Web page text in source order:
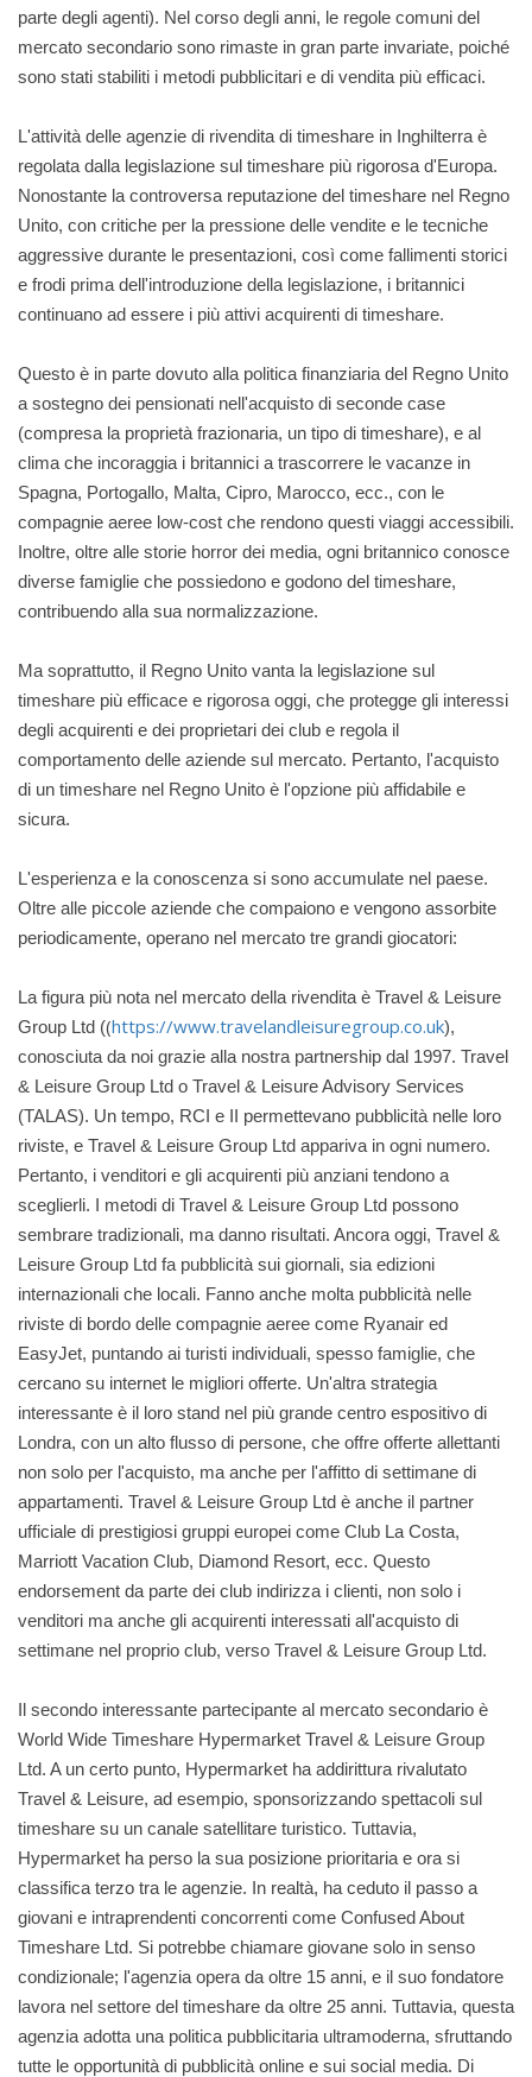
parte degli agenti). Nel corso degli anni, le regole comuni del
mercato secondario sono rimaste in gran parte invariate, poiché
sono stati stabiliti i metodi pubblicitari e di vendita più efficaci.
L'attività delle agenzie di rivendita di timeshare in Inghilterra è
regolata dalla legislazione sul timeshare più rigorosa d'Europa.
Nonostante la controversa reputazione del timeshare nel Regno
Unito, con critiche per la pressione delle vendite e le tecniche
aggressive durante le presentazioni, così come fallimenti storici
e frodi prima dell'introduzione della legislazione, i britannici
continuano ad essere i più attivi acquirenti di timeshare.
Questo è in parte dovuto alla politica finanziaria del Regno Unito
a sostegno dei pensionati nell'acquisto di seconde case
(compresa la proprietà frazionaria, un tipo di timeshare), e al
clima che incoraggia i britannici a trascorrere le vacanze in
Spagna, Portogallo, Malta, Cipro, Marocco, ecc., con le
compagnie aeree low-cost che rendono questi viaggi accessibili.
Inoltre, oltre alle storie horror dei media, ogni britannico conosce
diverse famiglie che possiedono e godono del timeshare,
contribuendo alla sua normalizzazione.
Ma soprattutto, il Regno Unito vanta la legislazione sul
timeshare più efficace e rigorosa oggi, che protegge gli interessi
degli acquirenti e dei proprietari dei club e regola il
comportamento delle aziende sul mercato. Pertanto, l'acquisto
di un timeshare nel Regno Unito è l'opzione più affidabile e
sicura.
L'esperienza e la conoscenza si sono accumulate nel paese.
Oltre alle piccole aziende che compaiono e vengono assorbite
periodicamente, operano nel mercato tre grandi giocatori:
La figura più nota nel mercato della rivendita è Travel & Leisure
Group Ltd ((https://www.travelandleisuregroup.co.uk),
conosciuta da noi grazie alla nostra partnership dal 1997. Travel
& Leisure Group Ltd o Travel & Leisure Advisory Services
(TALAS). Un tempo, RCI e II permettevano pubblicità nelle loro
riviste, e Travel & Leisure Group Ltd appariva in ogni numero.
Pertanto, i venditori e gli acquirenti più anziani tendono a
sceglierli. I metodi di Travel & Leisure Group Ltd possono
sembrare tradizionali, ma danno risultati. Ancora oggi, Travel &
Leisure Group Ltd fa pubblicità sui giornali, sia edizioni
internazionali che locali. Fanno anche molta pubblicità nelle
riviste di bordo delle compagnie aeree come Ryanair ed
EasyJet, puntando ai turisti individuali, spesso famiglie, che
cercano su internet le migliori offerte. Un'altra strategia
interessante è il loro stand nel più grande centro espositivo di
Londra, con un alto flusso di persone, che offre offerte allettanti
non solo per l'acquisto, ma anche per l'affitto di settimane di
appartamenti. Travel & Leisure Group Ltd è anche il partner
ufficiale di prestigiosi gruppi europei come Club La Costa,
Marriott Vacation Club, Diamond Resort, ecc. Questo
endorsement da parte dei club indirizza i clienti, non solo i
venditori ma anche gli acquirenti interessati all'acquisto di
settimane nel proprio club, verso Travel & Leisure Group Ltd.
Il secondo interessante partecipante al mercato secondario è
World Wide Timeshare Hypermarket Travel & Leisure Group
Ltd. A un certo punto, Hypermarket ha addirittura rivalutato
Travel & Leisure, ad esempio, sponsorizzando spettacoli sul
timeshare su un canale satellitare turistico. Tuttavia,
Hypermarket ha perso la sua posizione prioritaria e ora si
classifica terzo tra le agenzie. In realtà, ha ceduto il passo a
giovani e intraprendenti concorrenti come Confused About
Timeshare Ltd. Si potrebbe chiamare giovane solo in senso
condizionale; l'agenzia opera da oltre 15 anni, e il suo fondatore
lavora nel settore del timeshare da oltre 25 anni. Tuttavia, questa
agenzia adotta una politica pubblicitaria ultramoderna, sfruttando
tutte le opportunità di pubblicità online e sui social media. Di